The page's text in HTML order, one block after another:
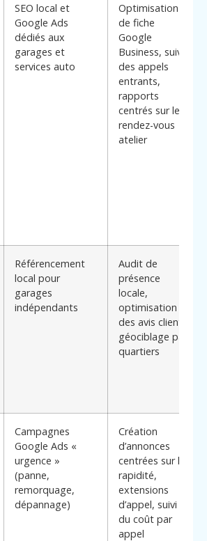
SEO local et
Google Ads
dédiés aux
garages et
services auto
Optimisation
de fiche
Google
Business, suivi
des appels
entrants,
rapports
centrés sur les
rendez-vous
atelier
Référencement
local pour
garages
indépendants
Audit de
présence
locale,
optimisation
des avis clients,
géociblage par
quartiers
Campagnes
Google Ads «
urgence »
(panne,
remorquage,
dépannage)
Création
d’annonces
centrées sur la
rapidité,
extensions
d’appel, suivi
du coût par
appel